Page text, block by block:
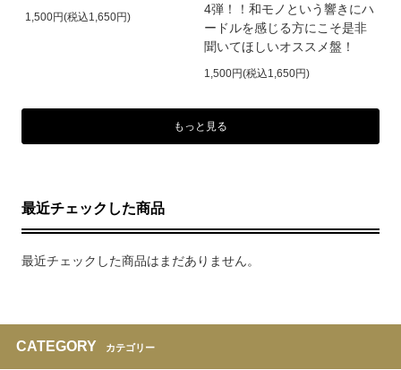
1,500円(税込1,650円)
4弾！！和モノという響きにハ
ードルを感じる方にこそ是非
聞いてほしいオススメ盤！
1,500円(税込1,650円)
もっと見る
最近チェックした商品
最近チェックした商品はまだありません。
CATEGORY カテゴリー